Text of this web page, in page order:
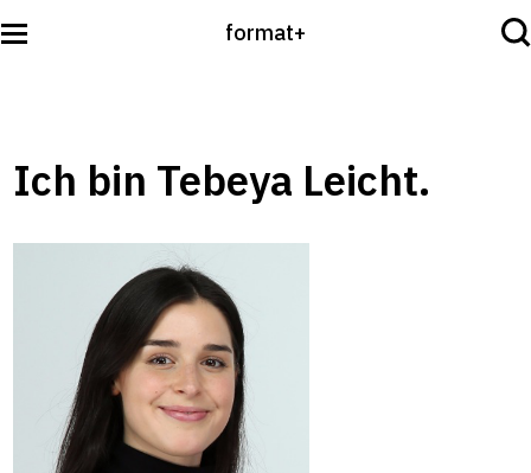
format+
Hören
International
Ich bin Tebeya Leicht.